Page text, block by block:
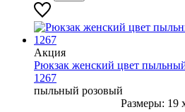
Акция
Рюкзак женский цвет
1267
пыльный розовый
Размеры: 19